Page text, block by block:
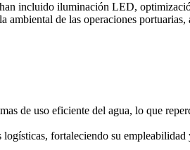
incluido iluminación LED,
de las operaciones
de uso eficiente del agua, lo que
fortaleciendo su